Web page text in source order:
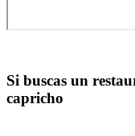
Si buscas un
capricho